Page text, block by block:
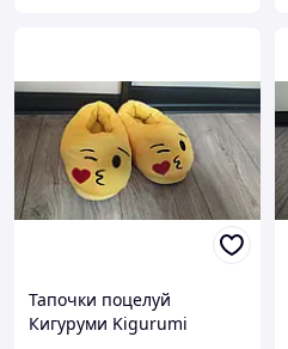
Тапочки поцелуй
Кигуруми Kigurumi